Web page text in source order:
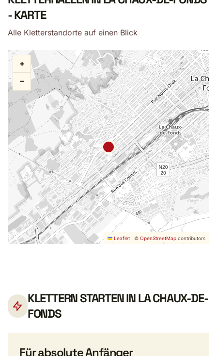
- KARTE
Alle Kletterstandorte auf einen Blick
+
−
Leaflet © OpenStreetMap contributors
KLETTERN STARTEN IN LA CHAUX-DE-
FONDS
Für absolute Anfänger